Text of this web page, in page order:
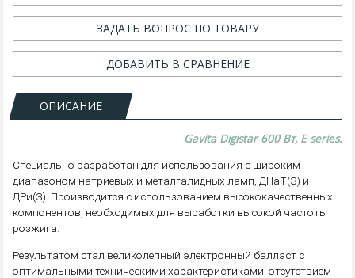
ЗАДАТЬ ВОПРОС ПО ТОВАРУ
ДОБАВИТЬ В СРАВНЕНИЕ
ОПИСАНИЕ
Gavita Digistar 600 Вт, E series.
Специально разработан для использования с широким
диапазоном натриевых и металгалидных ламп, ДНаТ(З) и
ДРи(З). Производится с использованием высококачественных
компонентов, необходимых для выработки высокой частоты
розжига.
Результатом стал великолепный электронный балласт с
оптимальными техническими характеристиками, отсутствием